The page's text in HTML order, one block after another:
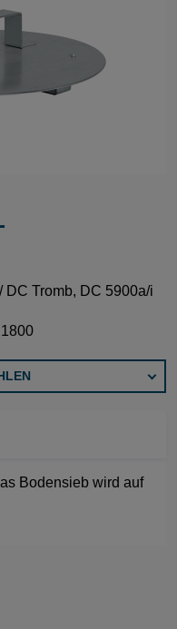
DC Tromb, DC 5900a/i
Bodensieb wird auf